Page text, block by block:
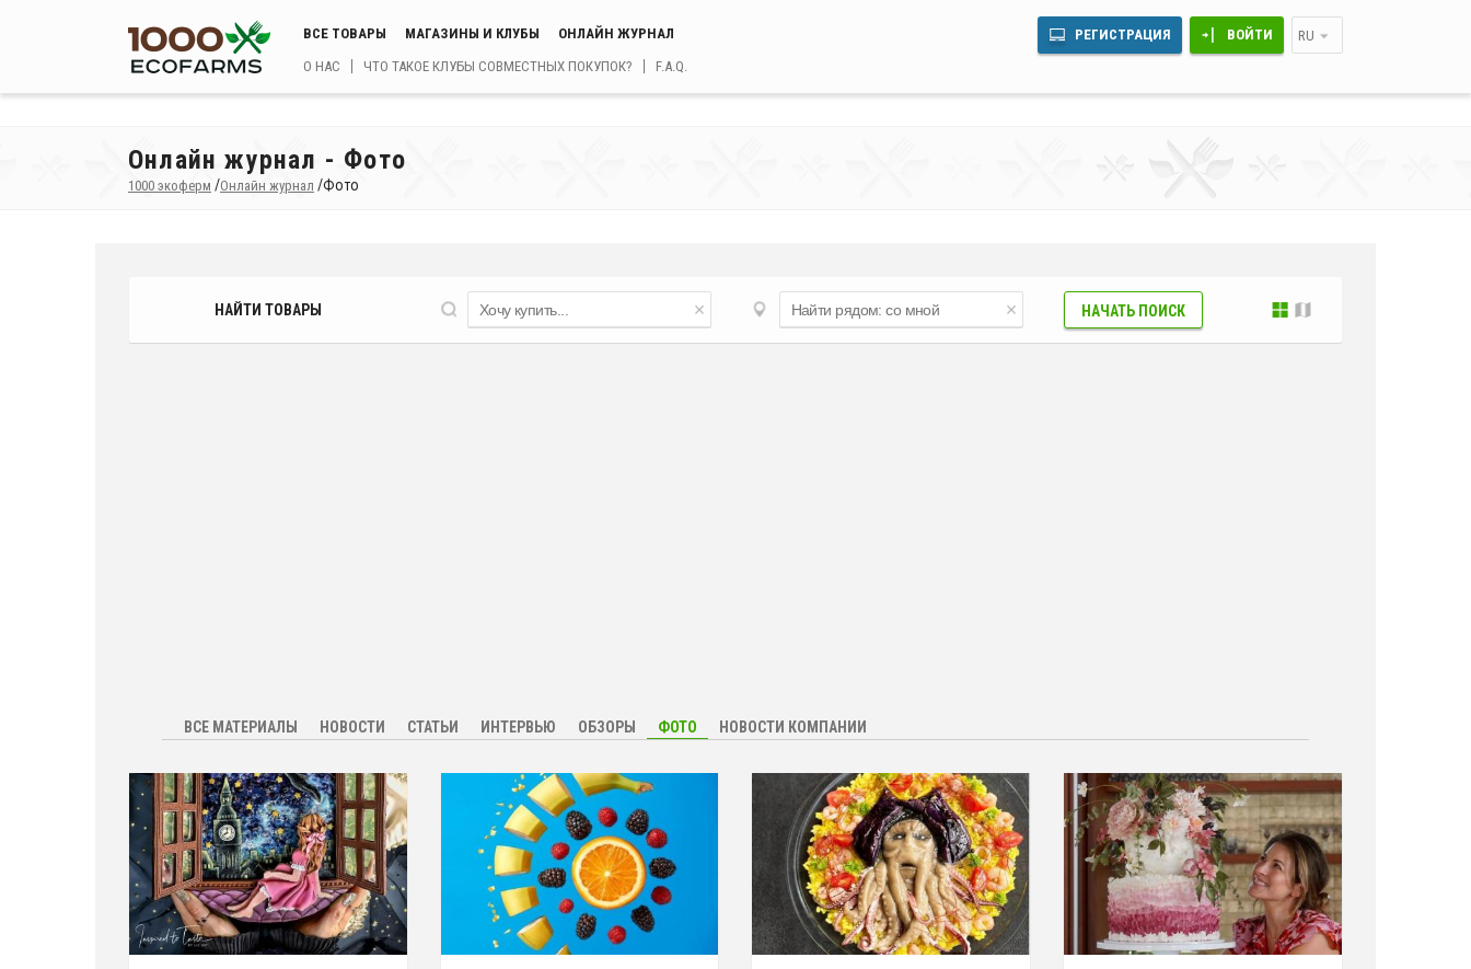
ВСЕ ТОВАРЫ МАГАЗИНЫ И КЛУБЫ
ОНЛАЙН ЖУРНАЛ
О НАС
ЧТО ТАКОЕ КЛУБЫ СОВМЕСТНЫХ ПОКУПОК? F.A.Q.
РЕГИСТРАЦИЯ ВОЙТИ RU
Онлайн журнал - Фото
1000 экоферм /Онлайн журнал /Фото
НАЙТИ ТОВАРЫ НАЧАТЬ ПОИСК
ВСЕ МАТЕРИАЛЫ НОВОСТИ СТАТЬИ ИНТЕРВЬЮ ОБЗОРЫ ФОТО НОВОСТИ КОМПАНИИ